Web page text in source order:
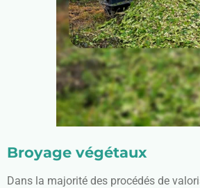
Broyage végétaux
Dans la majorité des procédés de